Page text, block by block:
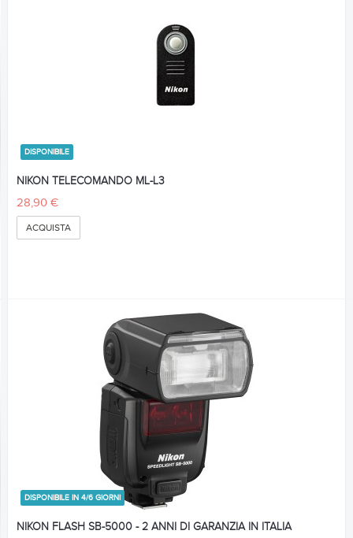
NIKON TELECOMANDO ML-L3
28,90 €
DISPONIBILE
ACQUISTA
NIKON FLASH SB-5000 - 2 ANNI DI GARANZIA IN ITALIA
DISPONIBILE IN 4/6 GIORNI